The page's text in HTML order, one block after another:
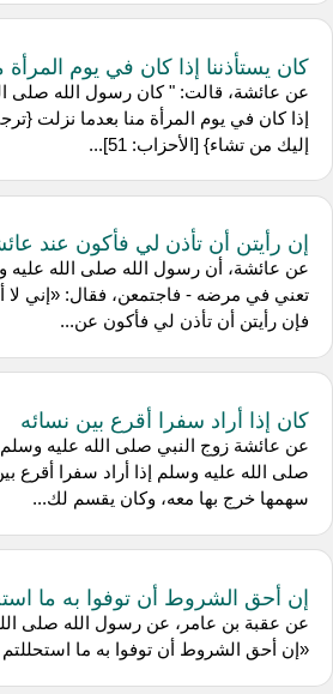
كان يستأذننا إذا كان في يوم المرأة
عن عائشة، قالت: " كان رسول الله صلى
إذا كان في يوم المرأة منا بعدما نزلت
إليك من تشاء} [الأحزاب: 51]...
إن رأيتن أن تأذن لي فأكون عند
عن عائشة، أن رسول الله صلى الله عليه
تعني في مرضه - فاجتمعن، فقال: «إني لا
فإن رأيتن أن تأذن لي فأكون عن...
كان إذا أراد سفرا أقرع بين نسائه
عن عائشة زوج النبي صلى الله عليه
صلى الله عليه وسلم إذا أراد سفرا أقرع
سهمها خرج بها معه، وكان يقسم لك...
إن أحق الشروط أن توفوا به ما
عن عقبة بن عامر، عن رسول الله صلى
«إن أحق الشروط أن توفوا به ما استحللتم